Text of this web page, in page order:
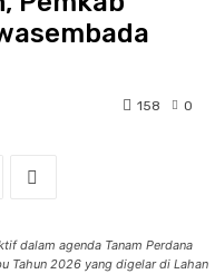
0
158
dalam agenda Tanam Perdana
Tahun 2026 yang digelar di Lahan